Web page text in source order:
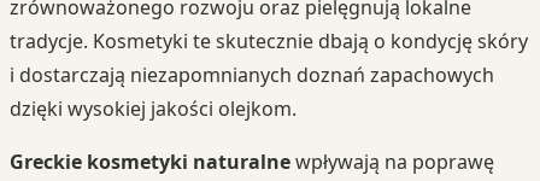
zrównoważonego rozwoju oraz pielęgnują lokalne
tradycje. Kosmetyki te skutecznie dbają o kondycję skóry
i dostarczają niezapomnianych doznań zapachowych
dzięki wysokiej jakości olejkom.
Greckie kosmetyki naturalnewpływają na poprawę